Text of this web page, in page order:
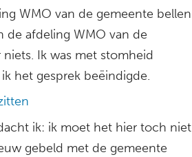
WMO van de gemeente bellen
de afdeling WMO van de
Ik was met stomheid
het gesprek beëindigde.
ik: ik moet het hier toch niet
gebeld met de gemeente